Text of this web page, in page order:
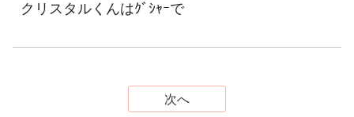
クリスタルくんはｸﾞｼｬｰで
次へ